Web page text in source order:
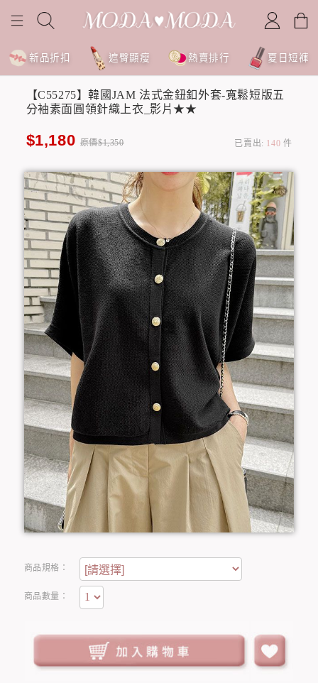
新品折扣 遮臀顯瘦 熱賣排行 夏日短褲
【C55275】韓國JAM 法式金鈕釦外套-寬鬆短版五
分袖素面圓領針織上衣_影片★★
$1,180 原價$1,350 已賣出: 140 件
商品規格：
商品數量：